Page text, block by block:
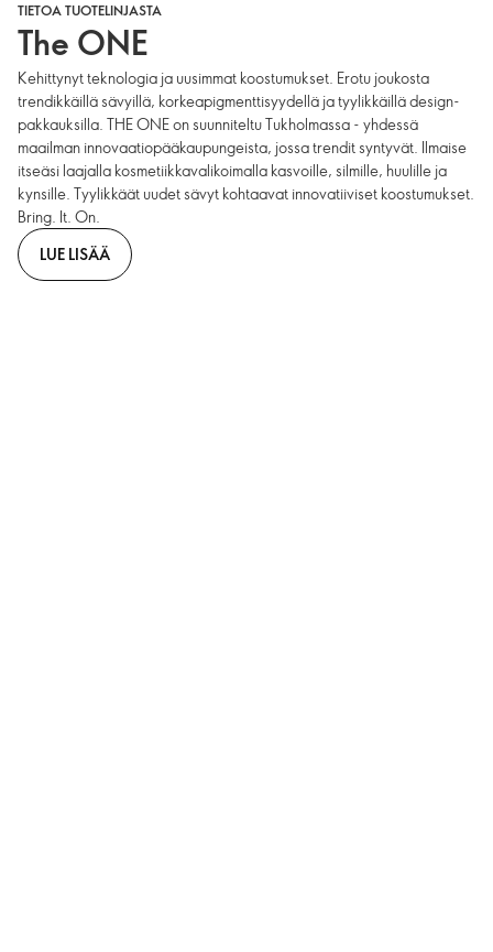
TIETOA TUOTELINJASTA
The ONE
Kehittynyt teknologia ja uusimmat koostumukset. Erotu joukosta
trendikkäillä sävyillä, korkeapigmenttisyydellä ja tyylikkäillä design-
pakkauksilla. THE ONE on suunniteltu Tukholmassa - yhdessä
maailman innovaatiopääkaupungeista, jossa trendit syntyvät. Ilmaise
itseäsi laajalla kosmetiikkavalikoimalla kasvoille, silmille, huulille ja
kynsille. Tyylikkäät uudet sävyt kohtaavat innovatiiviset koostumukset.
Bring. It. On.
LUE LISÄÄ